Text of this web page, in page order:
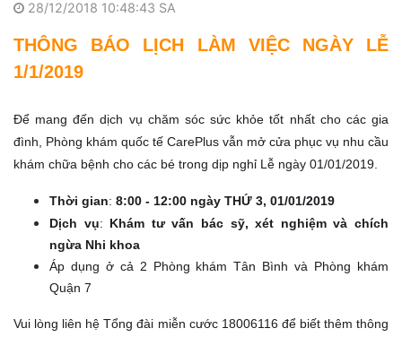
28/12/2018 10:48:43 SA
THÔNG BÁO LỊCH LÀM VIỆC NGÀY LỄ
1/1/2019
Để mang đến dịch vụ chăm sóc sức khỏe tốt nhất cho các gia
đình, Phòng khám quốc tế CarePlus vẫn mở cửa phục vụ nhu cầu
khám chữa bệnh cho các bé trong dịp nghỉ Lễ ngày 01/01/2019.
Thời gian: 8:00 - 12:00 ngày THỨ 3, 01/01/2019
Dịch vụ: Khám tư vấn bác sỹ, xét nghiệm và chích
ngừa Nhi khoa
Áp dụng ở cả 2 Phòng khám Tân Bình và Phòng khám
Quận 7
Vui lòng liên hệ Tổng đài miễn cước 18006116 để biết thêm thông